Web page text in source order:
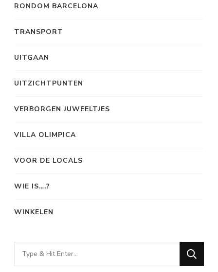
RONDOM BARCELONA
TRANSPORT
UITGAAN
UITZICHTPUNTEN
VERBORGEN JUWEELTJES
VILLA OLIMPICA
VOOR DE LOCALS
WIE IS….?
WINKELEN
Looking
for